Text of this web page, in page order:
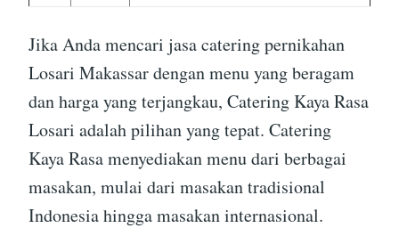
Jika Anda mencari jasa catering pernikahan
Losari Makassar dengan menu yang beragam
dan harga yang terjangkau, Catering Kaya Rasa
Losari adalah pilihan yang tepat. Catering
Kaya Rasa menyediakan menu dari berbagai
masakan, mulai dari masakan tradisional
Indonesia hingga masakan internasional.